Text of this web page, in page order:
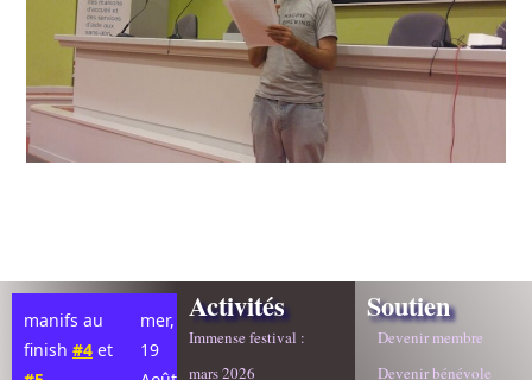
manifs au
finish #4 et
mer,
19
Activités
Immense festival :
mars 2026
Soutien
Devenir membre
Devenir bénévole